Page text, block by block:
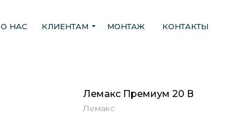
О НАС КЛИЕНТАМ МОНТАЖ КОНТАКТЫ
Лемакс Премиум 20 В
Лемакс